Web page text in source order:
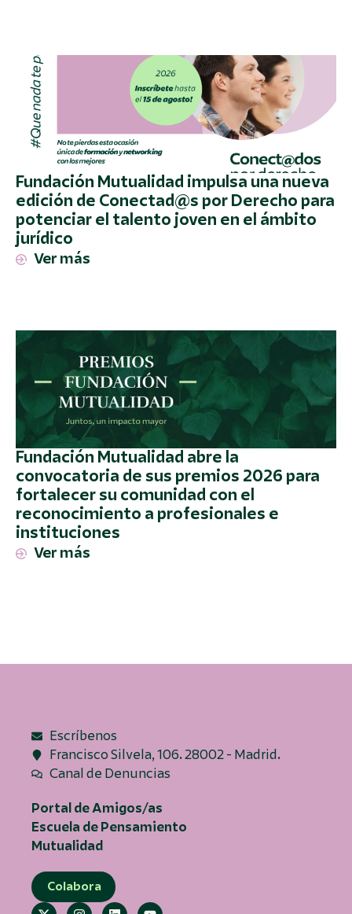
Fundación Mutualidad impulsa una nueva
edición de Conectad@s por Derecho para
potenciar el talento joven en el ámbito
jurídico
Ver más
Fundación Mutualidad abre la
convocatoria de sus premios 2026 para
fortalecer su comunidad con el
reconocimiento a profesionales e
instituciones
Ver más
Escríbenos
Francisco Silvela, 106. 28002 - Madrid.
Canal de Denuncias
Portal de Amigos/as
Escuela de Pensamiento
Mutualidad
Colabora